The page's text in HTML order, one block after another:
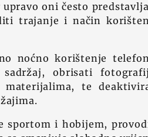
oni često
trajanje i način
noćno korištenje
obrisati
te
sportom i hobijem,